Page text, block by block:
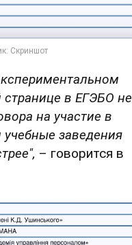
странице в ЕГЭБО не
на участие в
заведения
– говорится в